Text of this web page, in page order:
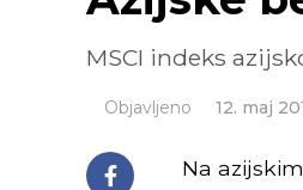
MSCI indeks
Objavljeno 12. maj
Na